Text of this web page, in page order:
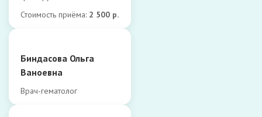
Стоимость приёма: 2 500 р.
Биндасова Ольга
Ваноевна
Врач-гематолог